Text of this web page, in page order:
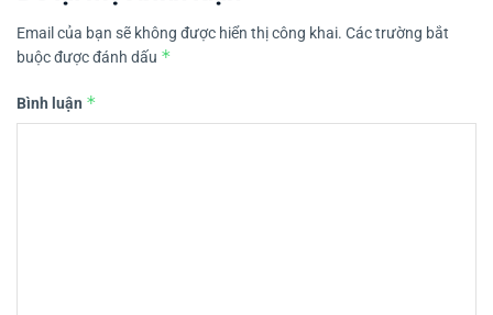
Email của bạn sẽ không được hiển thị công khai. Các trường bắt
buộc được đánh dấu *
Bình luận *